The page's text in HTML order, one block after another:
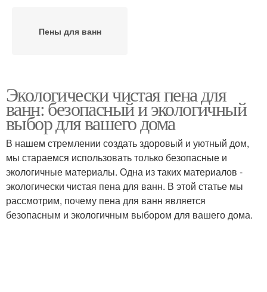
Пены для ванн
Экологически чистая пена для
ванн: безопасный и экологичный
выбор для вашего дома
В нашем стремлении создать здоровый и уютный дом,
мы стараемся использовать только безопасные и
экологичные материалы. Одна из таких материалов -
экологически чистая пена для ванн. В этой статье мы
рассмотрим, почему пена для ванн является
безопасным и экологичным выбором для вашего дома.